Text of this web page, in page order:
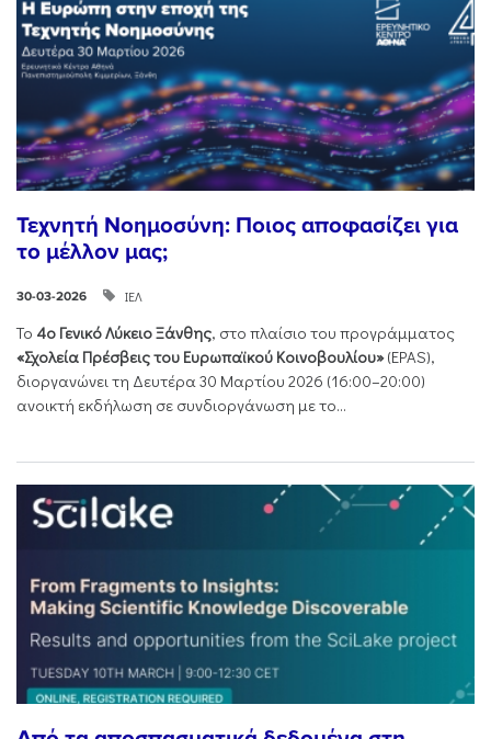
Τεχνητή Νοημοσύνη: Ποιος αποφασίζει για
το μέλλον μας;
30-03-2026 ΙΕΛ
Το 4ο Γενικό Λύκειο Ξάνθης, στο πλαίσιο του προγράμματος
«Σχολεία Πρέσβεις του Ευρωπαϊκού Κοινοβουλίου»(EPAS),
διοργανώνει τη Δευτέρα 30 Μαρτίου 2026 (16:00–20:00)
ανοικτή εκδήλωση σε συνδιοργάνωση με το...